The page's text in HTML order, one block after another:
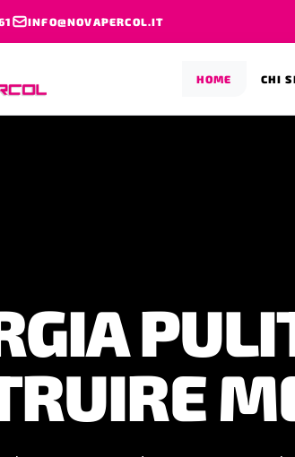
INFO@NOVAPERCOL.IT
HOME CHI
DOPO